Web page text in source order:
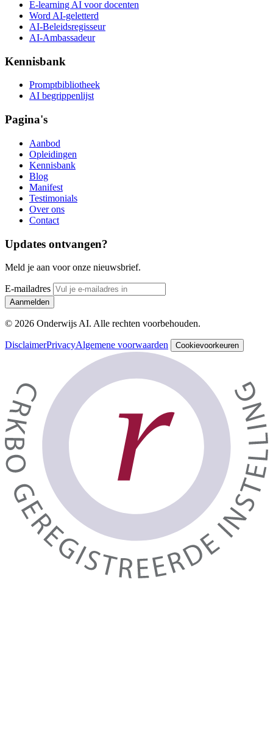
E-learning AI voor docenten
Word AI-geletterd
AI-Beleidsregisseur
AI-Ambassadeur
Kennisbank
Promptbibliotheek
AI begrippenlijst
Pagina's
Aanbod
Opleidingen
Kennisbank
Blog
Manifest
Testimonials
Over ons
Contact
Updates ontvangen?
Meld je aan voor onze nieuwsbrief.
E-mailadres
Aanmelden
© 2026 Onderwijs AI. Alle rechten voorbehouden.
DisclaimerPrivacyAlgemene voorwaarden Cookievoorkeuren